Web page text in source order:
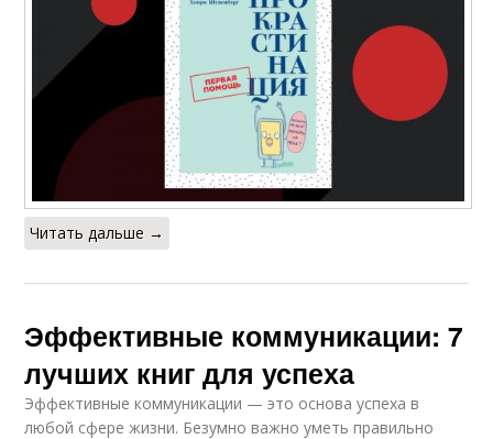
Читать дальше →
Эффективные коммуникации: 7
лучших книг для успеха
Эффективные коммуникации — это основа успеха в
любой сфере жизни. Безумно важно уметь правильно